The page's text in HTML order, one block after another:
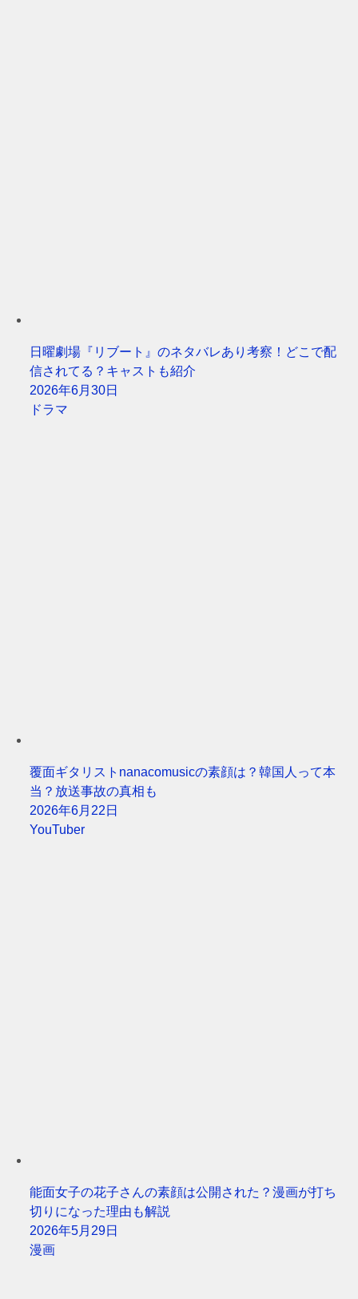
日曜劇場『リブート』のネタバレあり考察！どこで配
信されてる？キャストも紹介
2026年6月30日
ドラマ
覆面ギタリストnanacomusicの素顔は？韓国人って本
当？放送事故の真相も
2026年6月22日
YouTuber
能面女子の花子さんの素顔は公開された？漫画が打ち
切りになった理由も解説
2026年5月29日
漫画